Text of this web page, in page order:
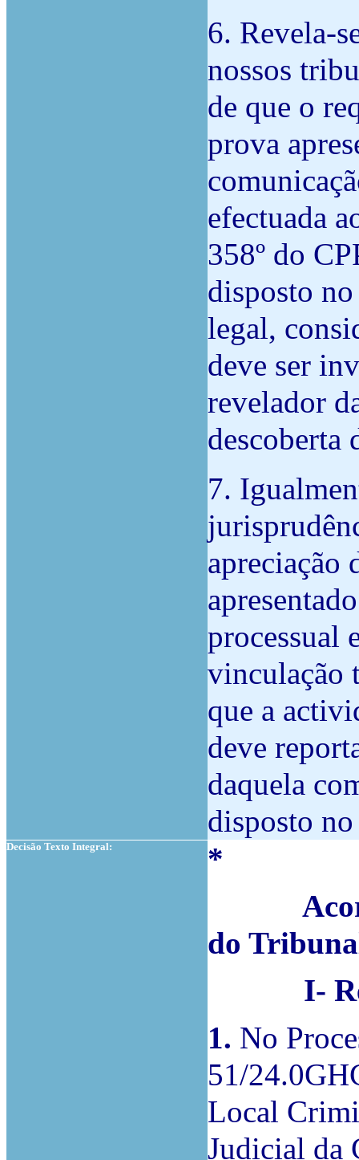
6. Revela-
nossos
de que o
prova
efectuada
358º do
disposto
legal,
deve ser
revelador
descoberta
7.
apreciação
processual
vinculação
que a
deve
daquela
disposto
Decisão Texto Integral:
*
do
I-
1. No
51/
Local
Judicial da